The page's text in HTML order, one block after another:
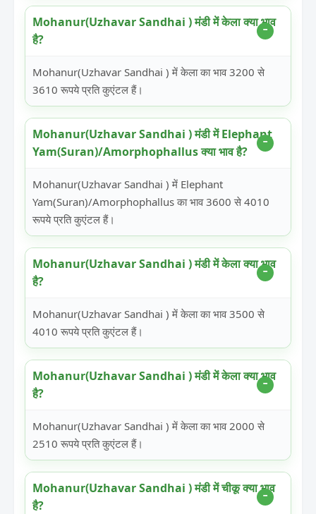
Mohanur(Uzhavar Sandhai ) मंडी में केला क्या भाव
है?
Mohanur(Uzhavar Sandhai ) में केला का भाव 3200 से
3610 रूपये प्रति कुएंटल हैं।
Mohanur(Uzhavar Sandhai ) मंडी में Elephant
Yam(Suran)/Amorphophallus क्या भाव है?
Mohanur(Uzhavar Sandhai ) में Elephant
Yam(Suran)/Amorphophallus का भाव 3600 से 4010
रूपये प्रति कुएंटल हैं।
Mohanur(Uzhavar Sandhai ) मंडी में केला क्या भाव
है?
Mohanur(Uzhavar Sandhai ) में केला का भाव 3500 से
4010 रूपये प्रति कुएंटल हैं।
Mohanur(Uzhavar Sandhai ) मंडी में केला क्या भाव
है?
Mohanur(Uzhavar Sandhai ) में केला का भाव 2000 से
2510 रूपये प्रति कुएंटल हैं।
Mohanur(Uzhavar Sandhai ) मंडी में चीकू क्या भाव
है?